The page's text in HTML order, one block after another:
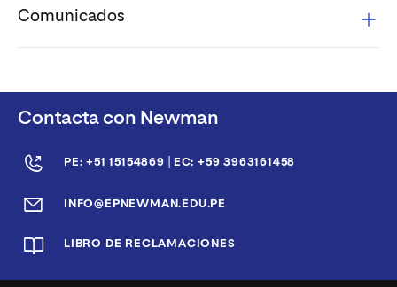
Comunicados
Contacta con Newman
PE: +51 15154869 EC: +59 3963161458
INFO@EPNEWMAN.EDU.PE
LIBRO DE RECLAMACIONES